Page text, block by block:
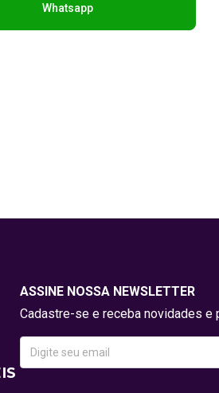
Whatsapp
ASSINE NOSSA NEWSLETTER
Cadastre-se e receba novidades